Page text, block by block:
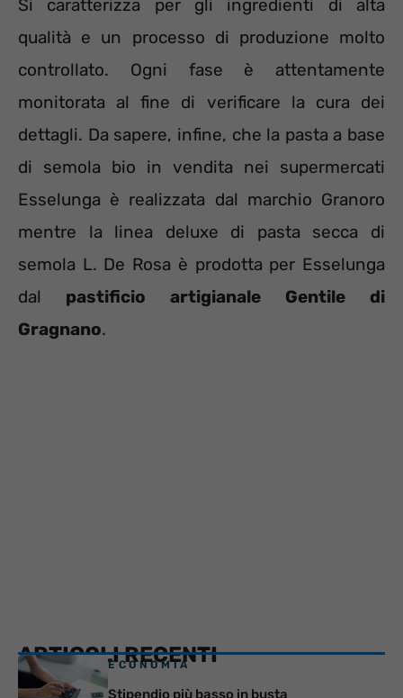
Si caratterizza per gli ingredienti di alta
qualità e un processo di produzione molto
controllato. Ogni fase è attentamente
monitorata al fine di verificare la cura dei
dettagli. Da sapere, infine, che la pasta a base
di semola bio in vendita nei supermercati
Esselunga è realizzata dal marchio Granoro
mentre la linea deluxe di pasta secca di
semola L. De Rosa è prodotta per Esselunga
dal pastificio artigianale Gentile di
Gragnano.
ARTICOLI RECENTI
ECONOMIA
Stipendio più basso in busta